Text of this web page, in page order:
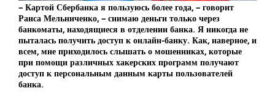
– Картой Сбербанка я пользуюсь более года, – говорит
Раиса Мельниченко, – снимаю деньги только через
банкоматы, находящиеся в отделении банка. Я никогда не
пыталась получить доступ к онлайн-банку. Как, наверное, и
всем, мне приходилось слышать о мошенниках, которые
при помощи различных хакерских программ получают
доступ к персональным данным карты пользователей
банка.